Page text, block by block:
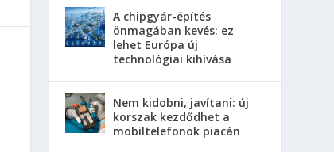
A chipgyár-építés
önmagában kevés: ez
lehet Európa új
technológiai kihívása
Nem kidobni, javítani: új
korszak kezdődhet a
mobiltelefonok piacán